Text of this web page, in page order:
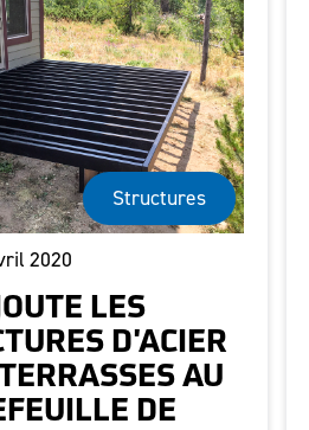
Structures
2020
LES
D'ACIER
AU
DE